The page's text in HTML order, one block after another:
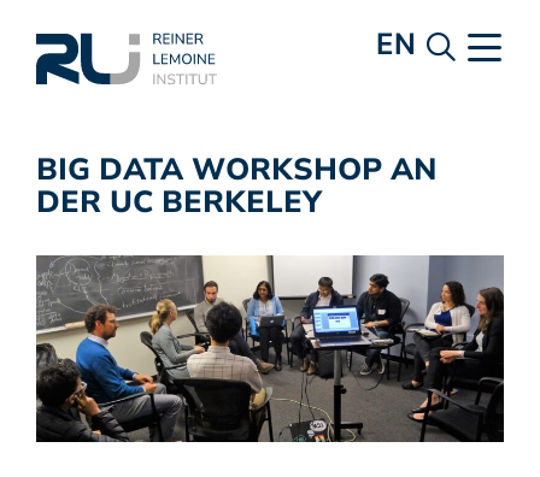
EN
BIG DATA WORKSHOP AN
DER UC BERKELEY